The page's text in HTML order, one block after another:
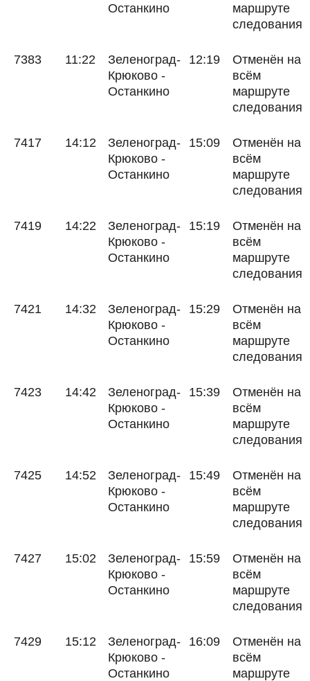
Останкино
маршруте
следования
7383 11:22
Зеленоград-
Крюково -
Останкино
12:19
Отменён на
всём
маршруте
следования
7417 14:12
Зеленоград-
Крюково -
Останкино
15:09
Отменён на
всём
маршруте
следования
7419 14:22
Зеленоград-
Крюково -
Останкино
15:19
Отменён на
всём
маршруте
следования
7421 14:32
Зеленоград-
Крюково -
Останкино
15:29
Отменён на
всём
маршруте
следования
7423 14:42
Зеленоград-
Крюково -
Останкино
15:39
Отменён на
всём
маршруте
следования
7425 14:52
Зеленоград-
Крюково -
Останкино
15:49
Отменён на
всём
маршруте
следования
7427 15:02
Зеленоград-
Крюково -
Останкино
15:59
Отменён на
всём
маршруте
следования
7429 15:12
Зеленоград-
Крюково -
Останкино
16:09
Отменён на
всём
маршруте